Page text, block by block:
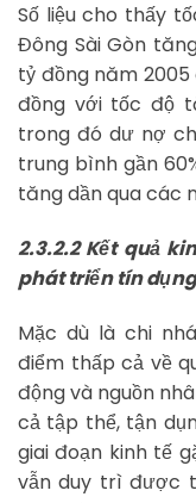
Số liệu cho thấy
Đông Sài Gòn
tỷ đồng năm 2005
đồng với tốc độ
trong đó dư nợ
trung bình gần
tăng dần qua các
2.3.2.2 Kết quả
phát triển tín
Mặc dù là chi
điểm thấp cả về
động và nguồn
cả tập thể, tận
giai đoạn kinh tế
vẫn duy trì được